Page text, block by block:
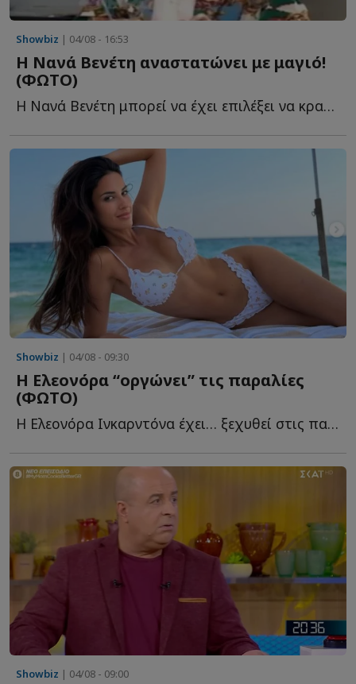
Showbiz | 04/08 - 16:53
Η Νανά Βενέτη αναστατώνει με μαγιό!
(ΦΩΤΟ)
Η Νανά Βενέτη μπορεί να έχει επιλέξει να κρατά χαμηλό π...
Showbiz | 04/08 - 09:30
Η Ελεονόρα “οργώνει” τις παραλίες
(ΦΩΤΟ)
Η Ελεονόρα Ινκαρντόνα έχει… ξεχυθεί στις παραλίες κ...
Showbiz | 04/08 - 09:00